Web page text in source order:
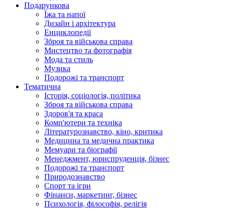
Подарункова
Їжа та напої
Дизайн і архітектура
Енциклопедії
Зброя та військова справа
Мистецтво та фотографія
Мода та стиль
Музика
Подорожі та транспорт
Тематична
Історія, соціологія, політика
Зброя та військова справа
Здоров'я та краса
Комп'ютери та техніка
Літературознавство, кіно, критика
Медицина та медична практика
Мемуари та біографії
Менеджмент, юриспруденція, бізнес
Подорожі та транспорт
Природознавство
Спорт та ігри
Фінанси, маркетинг, бізнес
Психологія, філософія, релігія